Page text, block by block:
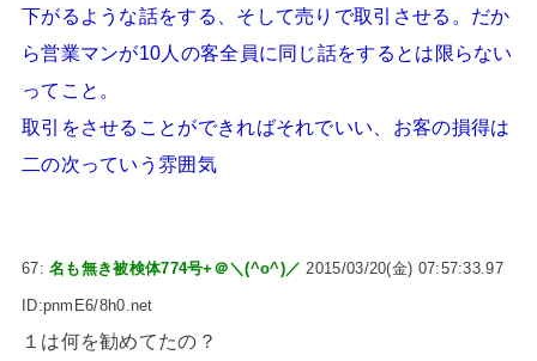
下がるような話をする、そして売りで取引させる。だか
ら営業マンが10人の客全員に同じ話をするとは限らない
ってこと。
取引をさせることができればそれでいい、お客の損得は
二の次っていう雰囲気
67:名も無き被検体774号+＠＼(^o^)／ 2015/03/20(金) 07:57:33.97
ID:pnmE6/8h0.net
１は何を勧めてたの？